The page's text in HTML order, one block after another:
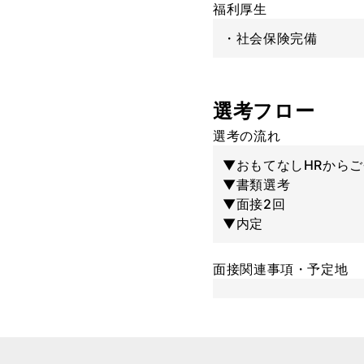
福利厚生
・社会保険完備
選考フロー
選考の流れ
▼おもてなしHRから
▼書類選考
▼面接2回
▼内定
面接関連事項・予定地